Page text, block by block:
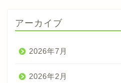
アーカイブ
2026年7月
2026年2月